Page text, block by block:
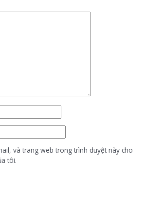
và trang web trong trình duyệt này cho
tôi.